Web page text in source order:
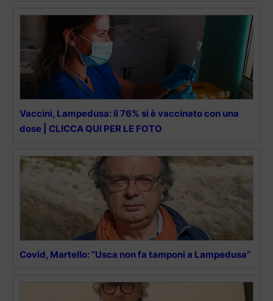
Vaccini, Lampedusa: il 76% si è vaccinato con una
dose | CLICCA QUI PER LE FOTO
Covid, Martello: “Usca non fa tamponi a Lampedusa”